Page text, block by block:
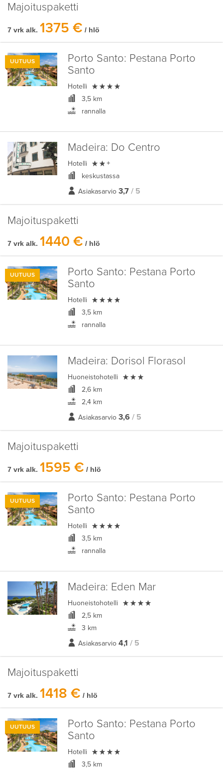
Majoituspaketti
7 vrk alk. 1375 € / hlö
UUTUUS Porto Santo: Pestana Porto
Santo
Hotelli 
3,5 km
rannalla
Madeira: Do Centro
Hotelli  +
keskustassa
Asiakasarvio 3,7 / 5
Majoituspaketti
7 vrk alk. 1440 € / hlö
UUTUUS Porto Santo: Pestana Porto
Santo
Hotelli 
3,5 km
rannalla
Madeira: Dorisol Florasol
Huoneistohotelli 
2,6 km
2,4 km
Asiakasarvio 3,6 / 5
Majoituspaketti
7 vrk alk. 1595 € / hlö
UUTUUS Porto Santo: Pestana Porto
Santo
Hotelli 
3,5 km
rannalla
Madeira: Eden Mar
Huoneistohotelli 
2,5 km
3 km
Asiakasarvio 4,1 / 5
Majoituspaketti
7 vrk alk. 1418 € / hlö
UUTUUS Porto Santo: Pestana Porto
Santo
Hotelli 
3,5 km